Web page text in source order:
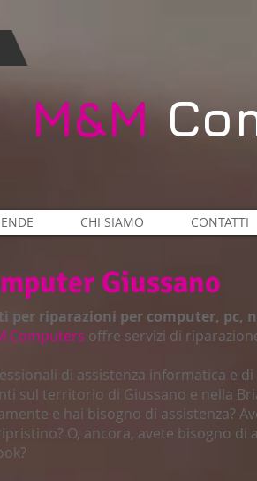
​M&M​
CHI SIAMO CONTATTI
Giussano
per riparazioni per computer, pc,
Computers offre servizi di
di assistenza informatica e
sul territorio di Giussano e nella
e hai bisogno di assistenza?
O, ancora, avete bisogno